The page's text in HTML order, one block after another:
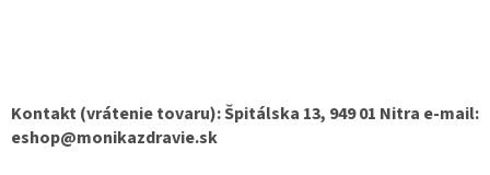
Kontakt (vrátenie tovaru): Špitálska 13, 949 01 Nitra e-mail:
eshop@monikazdravie.sk